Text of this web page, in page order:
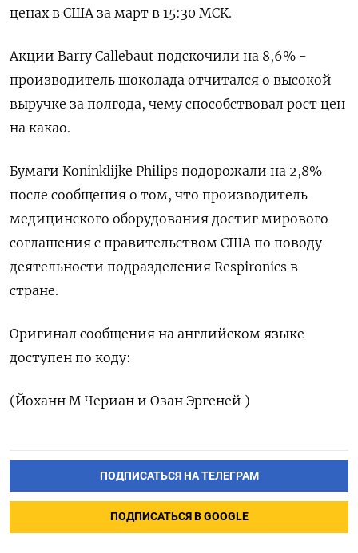
ценах в США за март в 15:30 МСК.
Акции Barry Callebaut подскочили на 8,6% -
производитель шоколада отчитался о высокой
выручке за полгода, чему способствовал рост цен
на какао.
Бумаги Koninklijke Philips подорожали на 2,8%
после сообщения о том, что производитель
медицинского оборудования достиг мирового
соглашения с правительством США по поводу
деятельности подразделения Respironics в
стране.
Оригинал сообщения на английском языке
доступен по коду:
(Йоханн М Чериан и Озан Эргеней )
ПОДПИСАТЬСЯ НА ТЕЛЕГРАМ
ПОДПИСАТЬСЯ В GOOGLE